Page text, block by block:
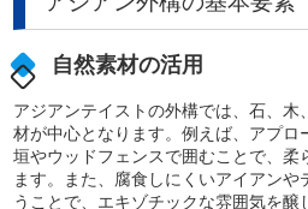
自然素材の活用
アジアンテイストの外構では、石、
材が中心となります。例えば、アプロ
垣やウッドフェンスで囲むことで、柔
ます。また、腐食しにくいアイアン
うことで、エキゾチックな雰囲気を醸